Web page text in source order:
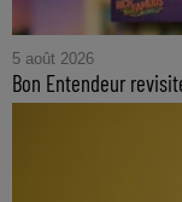
5 août 2026
Bon Entendeur